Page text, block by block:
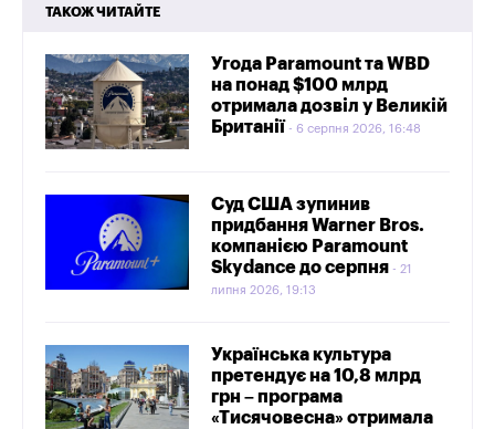
ТАКОЖ ЧИТАЙТЕ
Угода Paramount та WBD
на понад $100 млрд
отримала дозвіл у Великій
Британії
6 серпня 2026, 16:48
Суд США зупинив
придбання Warner Bros.
компанією Paramount
Skydance до серпня
21
липня 2026, 19:13
Українська культура
претендує на 10,8 млрд
грн – програма
«Тисячовесна» отримала